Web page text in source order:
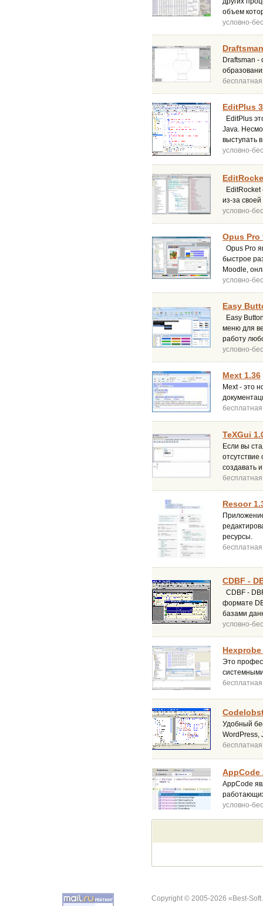
объем
условно-
Draftsman
бесплатная
EditPlus
EditPlus
Java.
выступать
условно-
из-за
условно-
Opus Pro
Opus Pro
быстрое
Moodle,
условно-
Easy
Easy
меню для
работу
условно-
Mext 1.36
Mext - это
бесплатная
TeXGui
Если вы
создавать
бесплатная
Resoor
ресурсы.
бесплатная
CDBF -
CDBF -
формате
базами
условно-
Это
бесплатная
Удобный
WordPress,
бесплатная
AppCode
AppCode
условно-
Copyright © 2005-2026 «Best-